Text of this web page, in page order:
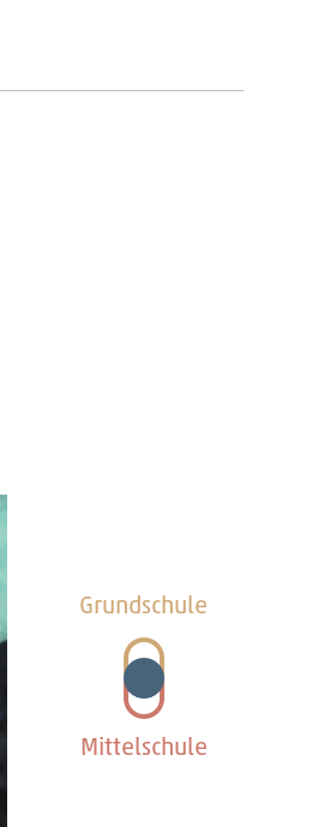
Grundschule
Mittelschule